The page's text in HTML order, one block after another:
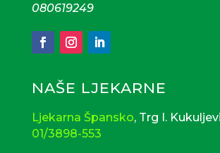
080619249
61
Odgovorna osoba: Nataša Bas,
Trgovačkom sudu u Zagrebu,
NAŠE LJEKARNE
Ljekarna Špansko, Trg I.
01/3898-553